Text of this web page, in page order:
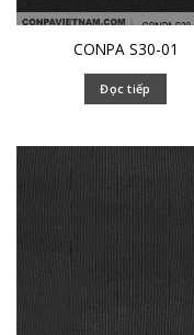
CONPA S30-01
Đọc tiếp